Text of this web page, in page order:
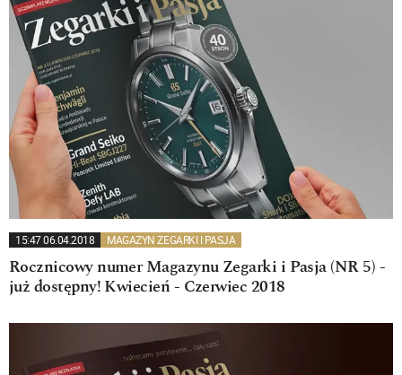
15:47 06.04.2018 MAGAZYN ZEGARKI I PASJA
Rocznicowy numer Magazynu Zegarki i Pasja (NR 5) -
już dostępny! Kwiecień - Czerwiec 2018